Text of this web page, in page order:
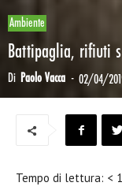
Ambiente
Battipaglia, rifiuti
Di Paolo Vacca - 02/04/
Tempo di lettura: < 1